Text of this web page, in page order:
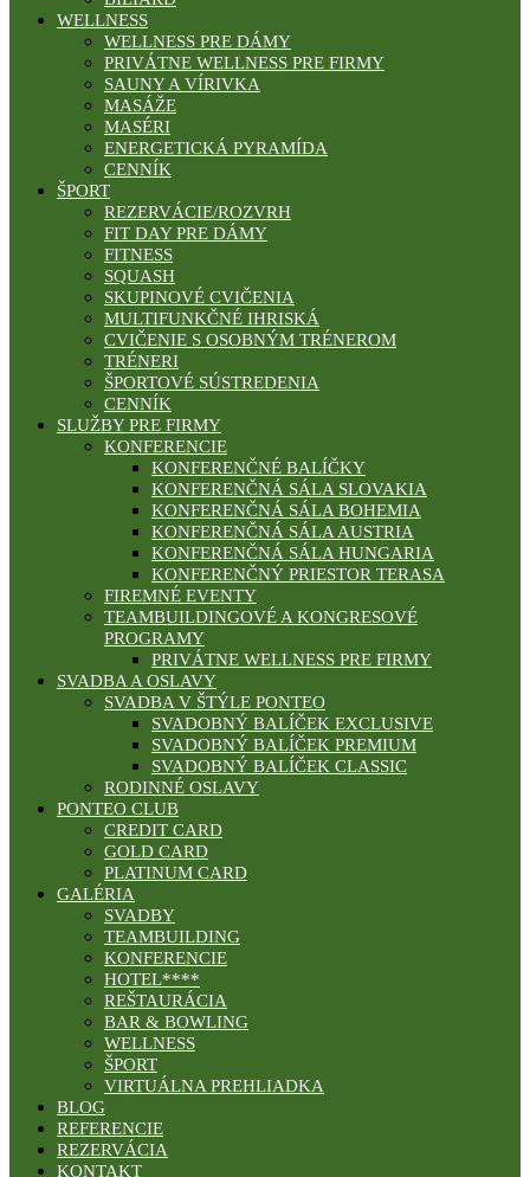
WELLNESS
WELLNESS PRE DÁMY
PRIVÁTNE WELLNESS PRE FIRMY
SAUNY A VÍRIVKA
MASÁŽE
MASÉRI
ENERGETICKÁ PYRAMÍDA
CENNÍK
ŠPORT
REZERVÁCIE/ROZVRH
FIT DAY PRE DÁMY
FITNESS
SQUASH
SKUPINOVÉ CVIČENIA
MULTIFUNKČNÉ IHRISKÁ
CVIČENIE S OSOBNÝM TRÉNEROM
TRÉNERI
ŠPORTOVÉ SÚSTREDENIA
CENNÍK
SLUŽBY PRE FIRMY
KONFERENCIE
KONFERENČNÉ BALÍČKY
KONFERENČNÁ SÁLA SLOVAKIA
KONFERENČNÁ SÁLA BOHEMIA
KONFERENČNÁ SÁLA AUSTRIA
KONFERENČNÁ SÁLA HUNGARIA
KONFERENČNÝ PRIESTOR TERASA
FIREMNÉ EVENTY
TEAMBUILDINGOVÉ A KONGRESOVÉ
PROGRAMY
PRIVÁTNE WELLNESS PRE FIRMY
SVADBA A OSLAVY
SVADBA V ŠTÝLE PONTEO
SVADOBNÝ BALÍČEK EXCLUSIVE
SVADOBNÝ BALÍČEK PREMIUM
SVADOBNÝ BALÍČEK CLASSIC
RODINNÉ OSLAVY
PONTEO CLUB
CREDIT CARD
GOLD CARD
PLATINUM CARD
GALÉRIA
SVADBY
TEAMBUILDING
KONFERENCIE
HOTEL****
REŠTAURÁCIA
BAR & BOWLING
WELLNESS
ŠPORT
VIRTUÁLNA PREHLIADKA
BLOG
REFERENCIE
REZERVÁCIA
KONTAKT